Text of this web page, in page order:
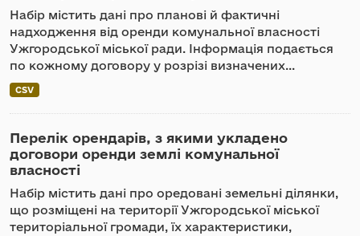
Набір містить дані про планові й фактичні
надходження від оренди комунальної власності
Ужгородської міської ради. Інформація подається
по кожному договору у розрізі визначених...
CSV
Перелік орендарів, з якими укладено
договори оренди землі комунальної
власності
Набір містить дані про оредовані земельні ділянки,
що розміщені на території Ужгородської міської
територіальної громади, їх характеристики,